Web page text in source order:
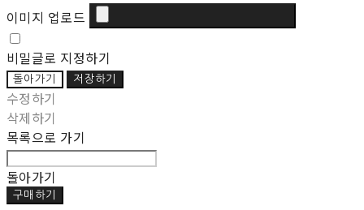
이미지 업로드
비밀글로 지정하기
돌아가기 저장하기
수정하기
삭제하기
목록으로 가기
돌아가기
구매하기